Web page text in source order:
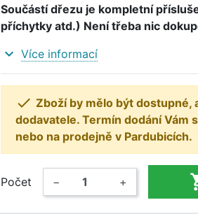
Součástí dřezu je kompletní
příchytky atd.) Není třeba nic
expand_more Více informací
 Zboží by mělo být dostupné,
dodavatele. Termín dodání Vám
nebo na prodejně v Pardubicích.
Počet − +